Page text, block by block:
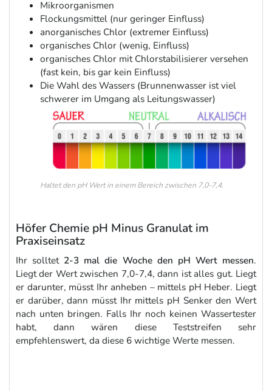
Mikroorganismen
Flockungsmittel (nur geringer Einfluss)
anorganisches Chlor (extremer Einfluss)
organisches Chlor (wenig, Einfluss)
organisches Chlor mit Chlorstabilisierer versehen
(fast kein, bis gar kein Einfluss)
Die Wahl des Wassers (Brunnenwasser ist viel
schwerer im Umgang als Leitungswasser)
Haltet den pH Wert in einem Bereich zwischen 7,0-7,4.
Höfer Chemie pH Minus Granulat im
Praxiseinsatz
Ihr solltet 2-3 mal die Woche den pH Wert messen.
Liegt der Wert zwischen 7,0-7,4, dann ist alles gut. Liegt
er darunter, müsst Ihr anheben – mittels pH Heber. Liegt
er darüber, dann müsst Ihr mittels pH Senker den Wert
nach unten bringen. Falls Ihr noch keinen Wassertester
habt, dann wären diese Teststreifen sehr
empfehlenswert, da diese 6 wichtige Werte messen.